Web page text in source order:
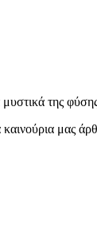
της
καινούρια μας